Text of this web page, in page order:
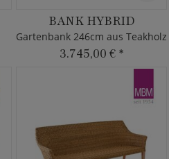
BANK HYBRID
Gartenbank 246cm aus Teakholz
3.745,00 € *